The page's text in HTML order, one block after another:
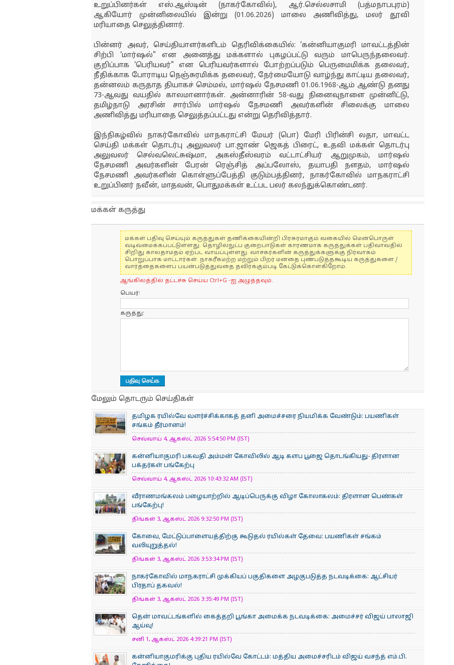
உறுப்பினர்கள் எஸ்.ஆஸ்டின் (நாகர்கோவில்), ஆர்.செல்லசாமி (பத்மநாபபுரம்)
ஆகியோர் முன்னிலையில் இன்று (01.06.2026) மாலை அணிவித்து, மலர் தூவி
மரியாதை செலுத்தினார்.
பின்னர் அவர், செய்தியாளர்களிடம் தெரிவிக்கையில்: ‘கன்னியாகுமரி மாவட்டத்தின்
சிற்பி ‘மார்ஷல்" என அனைத்து மக்களால் புகழப்பட்டு வரும் மாபெருந்தலைவர்.
குறிப்பாக ‘பெரியவர்" என பெரியவர்களால் போற்றப்படும் பெருமைமிக்க தலைவர்,
நீதிக்காக போராடிய நெஞ்சுரமிக்க தலைவர், நேர்மையோடு வாழ்ந்து காட்டிய தலைவர்,
தன்னலம் கருதாத தியாகச் செம்மல், மார்ஷல் நேசமணி 01.06.1968-ஆம் ஆண்டு தனது
73-ஆவது வயதில் காலமானார்கள். அன்னாரின் 58-வது நினைவுநாளை முன்னிட்டு,
தமிழ்நாடு அரசின் சார்பில் மார்ஷல் நேசமணி அவர்களின் சிலைக்கு மாலை
அணிவித்து மரியாதை செலுத்தப்பட்டது என்று தெரிவித்தார்.
இந்நிகழ்வில் நாகர்கோவில் மாநகராட்சி மேயர் (பொ) மேரி பிரின்சி லதா, மாவட்ட
செய்தி மக்கள் தொடர்பு அலுவலர் பா.ஜாண் ஜெகத் பிரைட், உதவி மக்கள் தொடர்பு
அலுவலர் செல்வலெட்சுஷ்மா, அகஸ்தீஸ்வரம் வட்டாட்சியர் ஆறுமுகம், மார்ஷல்
நேசமணி அவர்களின் பேரன் ரெஞ்சித் அப்பலோஸ், தயாபதி நளதம், மார்ஷல்
நேசமணி அவர்களின் கொள்ளுப்பேத்தி குடும்பத்தினர், நாகர்கோவில் மாநகராட்சி
உறுப்பினர் நவீன், மாதவன், பொதுமக்கள் உட்பட பலர் கலந்துக்கொண்டனர்.
மக்கள் கருத்து
மக்கள் பதிவு செய்யும் கருத்துகள் தணிக்கையின்றி பிரசுரமாகும் வகையில் மென்பொருள்
வடிவமைக்கப்பட்டுள்ளது. தொழில்நுட்ப குறைபாடுகள் காரணமாக கருத்துக்கள் பதிவாவதில்
சிறிது காலதாமதம் ஏற்பட வாய்ப்புள்ளது. வாசகர்களின் கருத்துக்களுக்கு நிர்வாகம்
பொறுப்பாக மாட்டார்கள். நாகரீகமற்ற மற்றும் பிறர் மனதை புண்படுத்தகூடிய கருத்துகளை /
வார்த்தைகளைப் பயன்படுத்துவதை தவிர்க்கும்படி கேட்டுக்கொள்கிறோம்.
ஆங்கிலத்தில் தட்டச்சு செய்ய Ctrl+G -ஐ அழுத்தவும்.
பெயர்:
கருத்து:
மேலும் தொடரும் செய்திகள்
தமிழக ரயில்வே வளர்ச்சிக்காகத் தனி அமைச்சரை நியமிக்க வேண்டும்: பயணிகள்
சங்கம் தீர்மானம்!
செவ்வாய் 4, ஆகஸ்ட் 2026 5:54:50 PM (IST)
கன்னியாகுமரி பகவதி அம்மன் கோவிலில் ஆடி களப பூஜை தொடங்கியது- திரளான
பக்தர்கள் பங்கேற்பு
செவ்வாய் 4, ஆகஸ்ட் 2026 10:43:32 AM (IST)
வீராணமங்கலம் பழையாற்றில் ஆடிப்பெருக்கு விழா கோலாகலம்: திரளான பெண்கள்
பங்கேற்பு!
திங்கள் 3, ஆகஸ்ட் 2026 9:32:50 PM (IST)
கோவை, மேட்டுப்பாளையத்திற்கு கூடுதல் ரயில்கள் தேவை: பயணிகள் சங்கம்
வலியுறுத்தல்!
திங்கள் 3, ஆகஸ்ட் 2026 3:53:34 PM (IST)
நாகர்கோவில் மாநகராட்சி முக்கியப் பகுதிகளை அழகுபடுத்த நடவடிக்கை: ஆட்சியர்
பிரதாப் தகவல்!
திங்கள் 3, ஆகஸ்ட் 2026 3:35:49 PM (IST)
தென் மாவட்டங்களில் கைத்தறி பூங்கா அமைக்க நடவடிக்கை: அமைச்சர் விஜய் பாலாஜி
ஆய்வு!
சனி 1, ஆகஸ்ட் 2026 4:39:21 PM (IST)
கன்னியாகுமரிக்கு புதிய ரயில்வே கோட்டம்: மத்திய அமைச்சரிடம் விஜய் வசந்த் எம்.பி.